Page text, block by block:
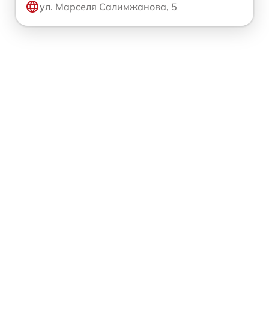
ул. Марселя Салимжанова, 5